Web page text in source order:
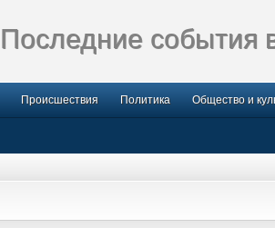
Последние события
Происшествия Политика Общество и